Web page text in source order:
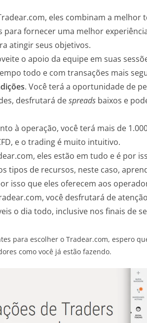
eles combinam a melhor
para fornecer uma melhor
atingir seus objetivos.
o apoio da equipe em suas
todo e com transações mais
. Você terá a oportunidade de
desfrutará despreads baixos e
à operação, você terá mais de
e o trading é muito intuitivo.
eles estão em tudo e é por
tipos de recursos, neste caso,
isso que eles oferecem aos
você desfrutará de
o dia todo, inclusive nos finais de
para escolher o Tradear.com, espero
como você já estão fazendo.